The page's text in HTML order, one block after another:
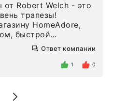
Robert Welch - это
трапезы!
HomeAdore,
быстрой
сервисом. Один раз
чайные ложки,
посуды,
приборы -
следующий день к
Ответ компании
1 0